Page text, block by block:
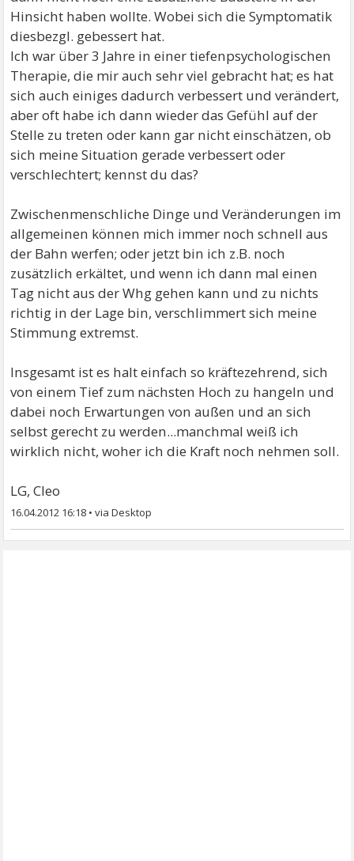
Hinsicht haben wollte. Wobei sich die Symptomatik
diesbezgl. gebessert hat.
Ich war über 3 Jahre in einer tiefenpsychologischen
Therapie, die mir auch sehr viel gebracht hat; es hat
sich auch einiges dadurch verbessert und verändert,
aber oft habe ich dann wieder das Gefühl auf der
Stelle zu treten oder kann gar nicht einschätzen, ob
sich meine Situation gerade verbessert oder
verschlechtert; kennst du das?
Zwischenmenschliche Dinge und Veränderungen im
allgemeinen können mich immer noch schnell aus
der Bahn werfen; oder jetzt bin ich z.B. noch
zusätzlich erkältet, und wenn ich dann mal einen
Tag nicht aus der Whg gehen kann und zu nichts
richtig in der Lage bin, verschlimmert sich meine
Stimmung extremst.
Insgesamt ist es halt einfach so kräftezehrend, sich
von einem Tief zum nächsten Hoch zu hangeln und
dabei noch Erwartungen von außen und an sich
selbst gerecht zu werden...manchmal weiß ich
wirklich nicht, woher ich die Kraft noch nehmen soll.
LG, Cleo
16.04.2012 16:18 •